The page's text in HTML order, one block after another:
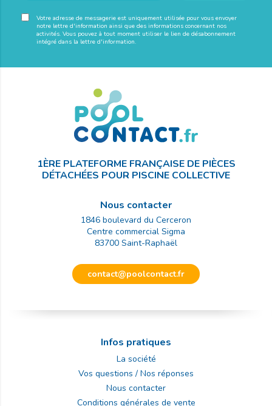
Votre adresse de messagerie est uniquement utilisée pour vous envoyer
notre lettre d'information ainsi que des informations concernant nos
activités. Vous pouvez à tout moment utiliser le lien de désabonnement
intégré dans la lettre d'information.
1ÈRE PLATEFORME FRANÇAISE DE PIÈCES
DÉTACHÉES POUR PISCINE COLLECTIVE
Nous contacter
1846 boulevard du Cerceron
Centre commercial Sigma
83700 Saint-Raphaël
contact@poolcontact.fr
Infos pratiques
La société
Vos questions / Nos réponses
Nous contacter
Conditions générales de vente